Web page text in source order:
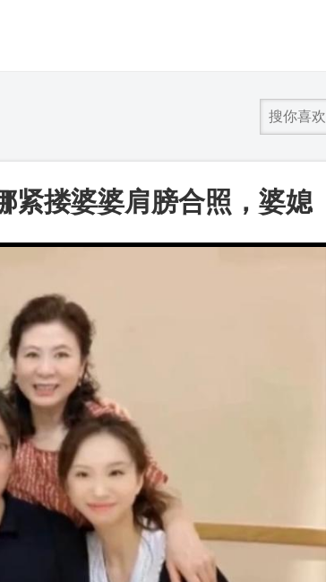
紧搂婆婆肩膀合照，婆媳